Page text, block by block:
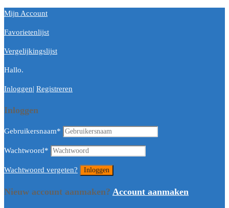
Mijn Account
Favorietenlijst
Vergelijkingslijst
Hallo.
Inloggen| Registreren
Inloggen
Gebruikersnaam*
Wachtwoord*
Wachtwoord vergeten?
Nieuw account aanmaken? Account aanmaken